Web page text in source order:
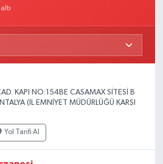
KAPI NO:154BE CASAMAX SİTESİ B
(İL EMNİYET MÜDÜRLÜĞÜ KARŞI
Yol Tarifi Al